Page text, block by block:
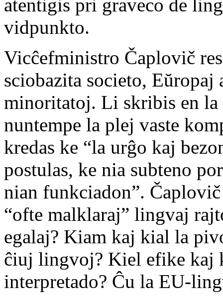
atentigis pri graveco de
vidpunkto.
Vicĉefministro Čaplovič
sciobazita societo,
minoritatoj. Li skribis en la
nuntempe la plej vaste
kredas ke “la urĝo kaj
postulas, ke nia subteno
nian funkciadon”.
“ofte malklaraj” lingvaj
egalaj? Kiam kaj kial la
ĉiuj lingvoj? Kiel efike kaj
interpretado? Ĉu la EU-